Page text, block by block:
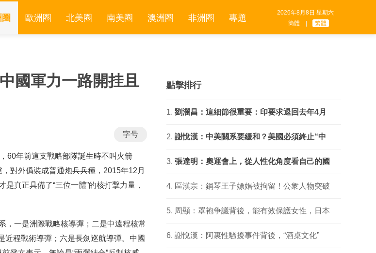
2026年8月8日 星期六
簡體
繁體
歐洲圈 北美圈 南美圈 澳洲圈 非洲圈 專題
國軍力一路開挂且
字号
60年前這支戰略部隊誕生時不叫火箭
對外僞裝成普通炮兵兵種，2015年12月
真正具備了“三位一體”的核打擊力量，
，一是洲際戰略核導彈；二是中遠程核常
程戰術導彈；六是長劍巡航導彈。中國
點擊排行
劉瀾昌：這細節很重要：印要求退回去年4月
謝悅漢：中美關系要緩和？美國必須終止“中
張達明：奧運會上，從人性化角度看自己的國
區漢宗：鋼琴王子嫖娼被拘留！公衆人物突破
周顯：罩袍争議背後，能有效保護女性，日本
謝悅漢：阿裏性騷擾事件背後，“酒桌文化”